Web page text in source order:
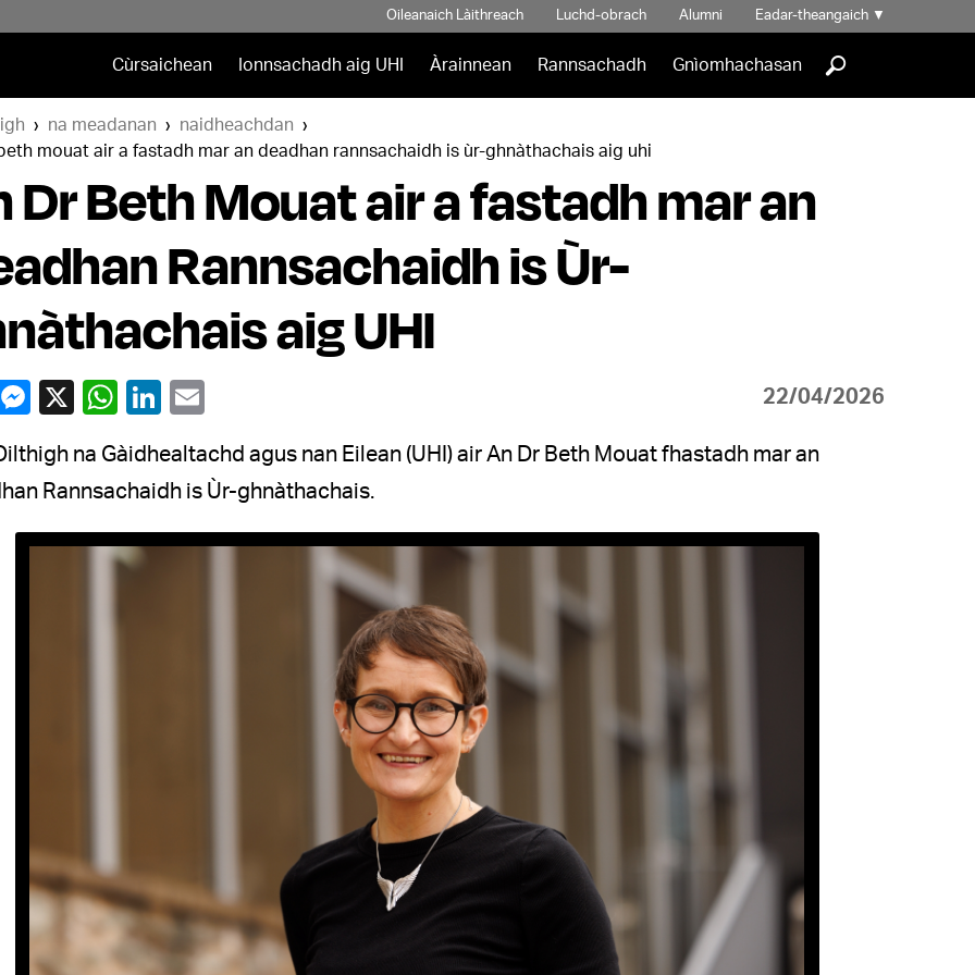
Oileanaich Làithreach Luchd-obrach Alumni Eadar-theangaich ▼
Cùrsaichean Ionnsachadh aig UHI Àrainnean Rannsachadh Gnìomhachasan ]
na meadanan
naidheachdan
mouat air a fastadh mar an deadhan rannsachaidh is ùr-ghnàthachais aig uhi
Dr Beth Mouat air a fastadh mar an
Rannsachaidh is Ùr-
aig UHI
22/04/2026
na Gàidhealtachd agus nan Eilean (UHI) air An Dr Beth Mouat fhastadh mar an
Rannsachaidh is Ùr-ghnàthachais.